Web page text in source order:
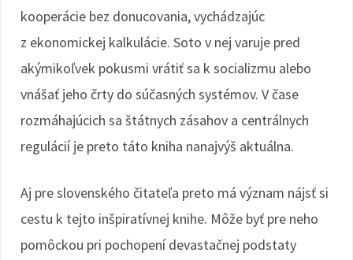
kooperácie bez donucovania, vychádzajúc
z ekonomickej kalkulácie. Soto v nej varuje pred
akýmikoľvek pokusmi vrátiť sa k socializmu alebo
vnášať jeho črty do súčasných systémov. V čase
rozmáhajúcich sa štátnych zásahov a centrálnych
regulácií je preto táto kniha nanajvýš aktuálna.
Aj pre slovenského čitateľa preto má význam nájsť si
cestu k tejto inšpiratívnej knihe. Môže byť pre neho
pomôckou pri pochopení devastačnej podstaty